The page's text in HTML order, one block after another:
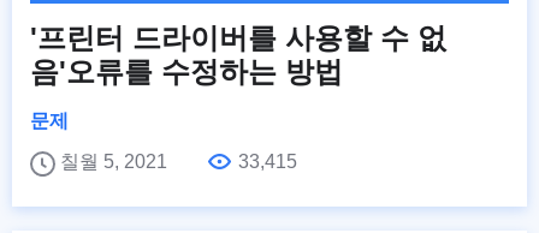
'프린터 드라이버를 사용할 수 없
음'오류를 수정하는 방법
문제
칠월 5, 2021
33,415